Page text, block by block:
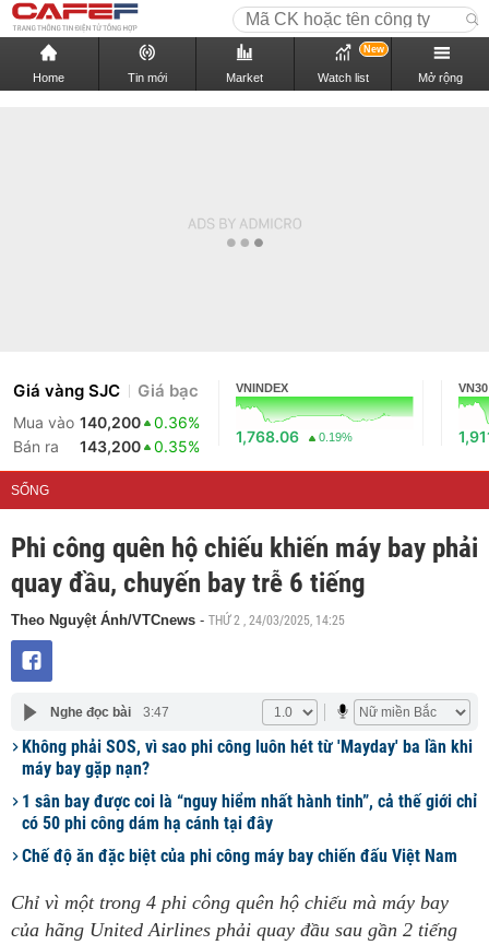
Home Tin mới Market Watch list
New
Mở rộng
Giá vàng SJC Giá bạc
Mua vào 140,200
0.36%
Bán ra
143,200 0.35%
VNINDEX
1,768.06 0.19%
VN30
SỐNG
Phi công quên hộ chiếu khiến máy bay phải
quay đầu, chuyến bay trễ 6 tiếng
Theo Nguyệt Ánh/VTCnews - THỨ 2 , 24/03/2025, 14:25
Nghe đọc bài 3:47
Không phải SOS, vì sao phi công luôn hét từ 'Mayday' ba lần khi
máy bay gặp nạn?
1 sân bay được coi là “nguy hiểm nhất hành tinh”, cả thế giới chỉ
có 50 phi công dám hạ cánh tại đây
Chế độ ăn đặc biệt của phi công máy bay chiến đấu Việt Nam
Chỉ vì một trong 4 phi công quên hộ chiếu mà máy bay
của hãng United Airlines phải quay đầu sau gần 2 tiếng